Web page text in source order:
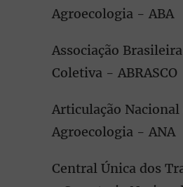
Agroecologia - ABA
Associação
Coletiva - ABRASCO
Articulação Nacional
Agroecologia - ANA
Central Única dos